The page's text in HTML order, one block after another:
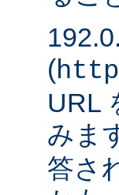
(
URL
みま
答さ